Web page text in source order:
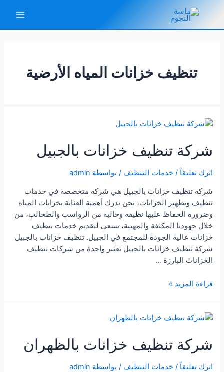
المحتوى
تنظيف خزانات المياه الأرضية
شركة تنظيف خزانات بالجبيل
اترك تعليقاً /خدمات التنظيف / بواسطة admin
شركة تنظيف خزانات بالجبيل هي شركة متخصصة في خدمات
تنظيف وتطهير الخزانات، نحن ندرك أهمية العناية بخزانات المياه
وضرورة الحفاظ عليها نظيفة وخالية من الرواسب والطحالب، من
خلال جهودنا المكثفة والمهنية، نسعى لتقديم خدمات تنظيف
خزانات عالية الجودة للمجتمع في الجبيل. تنظيف خزانات بالجبيل
شركة تنظيف خزانات بالجبيل تعتبر واحدة من شركات تنظيف
الخزانات البارزة …
شركة
بالجبيل
قراءة المزيد »
شركة تنظيف خزانات بالظهران
اترك تعليقاً /خدمات التنظيف / بواسطة admin